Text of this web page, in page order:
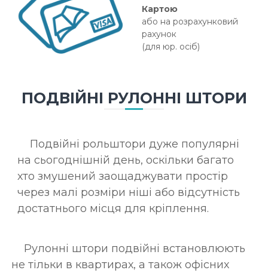
Картою
або на розрахунковий
рахунок
(для юр. осіб)
ПОДВІЙНІ РУЛОННІ ШТОРИ
Подвійні рольштори дуже популярні
на сьогоднішній день, оскільки багато
хто змушений заощаджувати простір
через малі розміри ніші або відсутність
достатнього місця для кріплення.
Рулонні штори подвійні встановлюють
не тільки в квартирах, а також офісних